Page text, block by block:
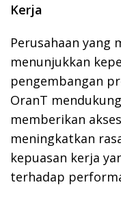
Kerja
Perusahaan yang
menunjukkan
pengembangan
OranT
memberikan
meningkatkan
kepuasan kerja
terhadap